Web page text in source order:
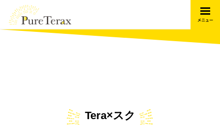
Tera×スク